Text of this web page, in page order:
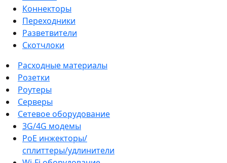
Коннекторы
Переходники
Разветвители
Скотчлоки
Расходные материалы
Розетки
Роутеры
Серверы
Сетевое оборудование
3G/4G модемы
PoE инжекторы/
сплиттеры/удлинители